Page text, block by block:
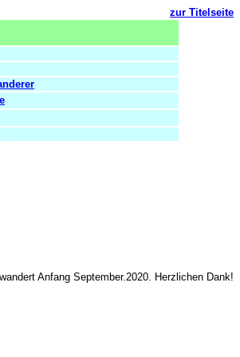
zur Titelseite
Anfang September.2020. Herzlichen Dank!